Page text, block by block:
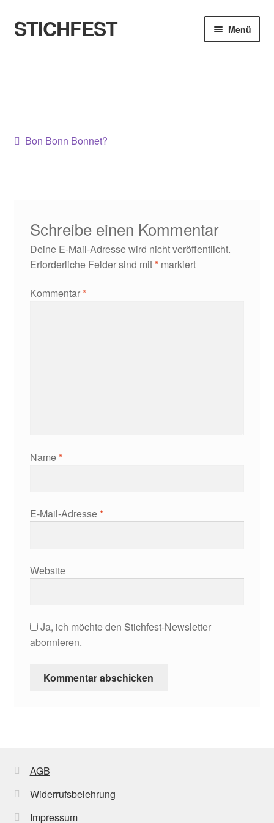
Zur
Navigation
Zum
Inhalt
STICHFEST Menü
Beitragsnavigation
Vorheriger
Bon Bonn Bonnet?
Schreibe einen Kommentar
Deine E-Mail-Adresse wird nicht veröffentlicht.
Erforderliche Felder sind mit*markiert
Kommentar*
Name*
E-Mail-Adresse*
Website
Ja, ich möchte den Stichfest-Newsletter
abonnieren.
AGB
Widerrufsbelehrung
Impressum